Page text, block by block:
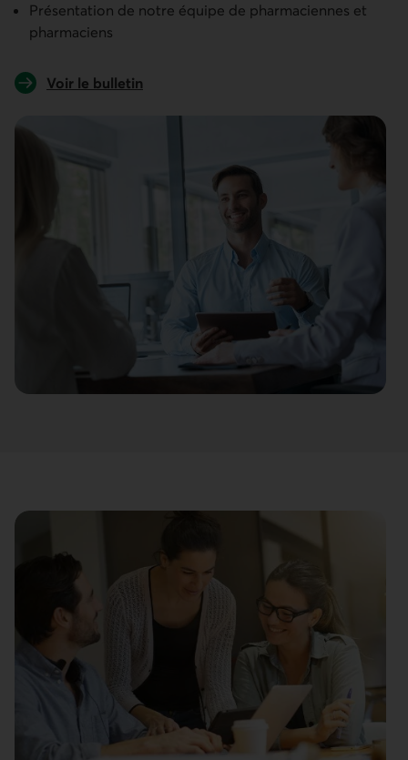
Présentation de notre équipe de pharmaciennes et
pharmaciens
Voir le bulletin